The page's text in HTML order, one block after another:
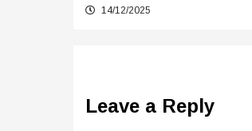
14/12/2025
Leave a Reply